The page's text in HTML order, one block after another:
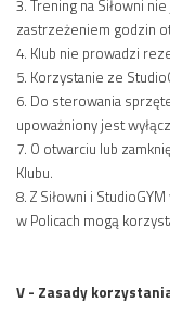
3. Trening na Siłowni
zastrzeżeniem godzin
4. Klub nie prowadzi
5. Korzystanie ze
6. Do sterowania
upoważniony jest
7. O otwarciu lub
Klubu.
8. Z Siłowni i
w Policach mogą
V - Zasady